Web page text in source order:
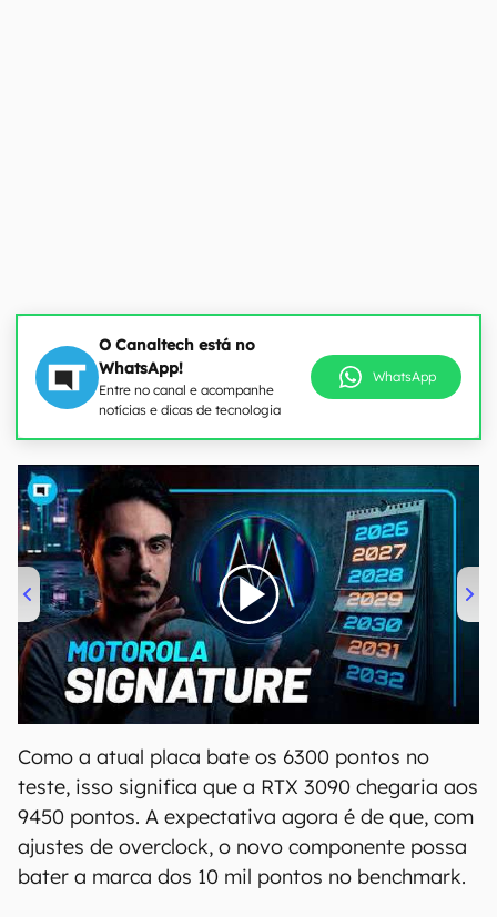
O Canaltech está no
WhatsApp!
Entre no canal e acompanhe
notícias e dicas de tecnologia
WhatsApp
00:00/20:46
Como a atual placa bate os 6300 pontos no
teste, isso significa que a RTX 3090 chegaria aos
9450 pontos. A expectativa agora é de que, com
ajustes de overclock, o novo componente possa
bater a marca dos 10 mil pontos no benchmark.